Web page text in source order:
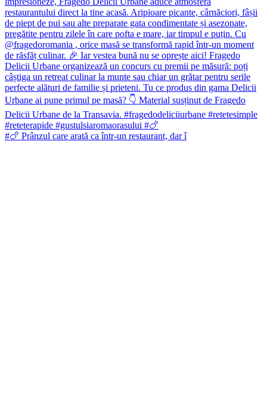
#🍗 Prânzul care arată ca într-un restaurant, dar î